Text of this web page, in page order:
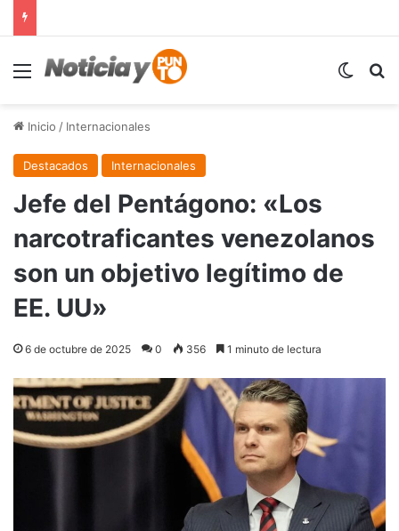
Menú
Inicio / Internacionales
Destacados Internacionales
Jefe del Pentágono: «Los
narcotraficantes venezolanos
son un objetivo legítimo de
EE. UU»
6 de octubre de 2025 0 356 1 minuto de lectura